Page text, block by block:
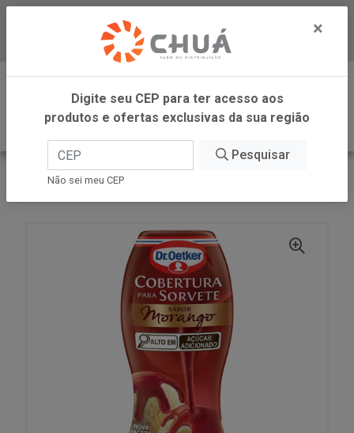
Baixe já nosso APP
0
INÍCIO
DR OETKER BRASIL
×
Digite seu CEP para ter acesso aos
produtos e ofertas exclusivas da sua região
Pesquisar
Não sei meu CEP